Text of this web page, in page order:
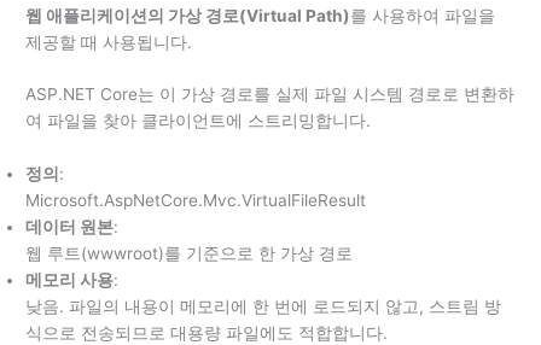
웹 애플리케이션의 가상 경로(Virtual Path)를 사용하여 파일을
제공할 때 사용됩니다.
ASP.NET Core는 이 가상 경로를 실제 파일 시스템 경로로 변환하
여 파일을 찾아 클라이언트에 스트리밍합니다.
정의 :
Microsoft.AspNetCore.Mvc.VirtualFileResult
데이터 원본:
웹 루트(wwwroot)를 기준으로 한 가상 경로
메모리 사용:
낮음. 파일의 내용이 메모리에 한 번에 로드되지 않고, 스트림 방
식으로 전송되므로 대용량 파일에도 적합합니다.